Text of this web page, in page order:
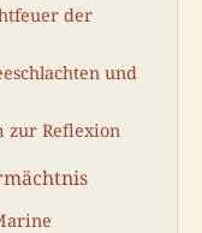
der
und
zur Reflexion